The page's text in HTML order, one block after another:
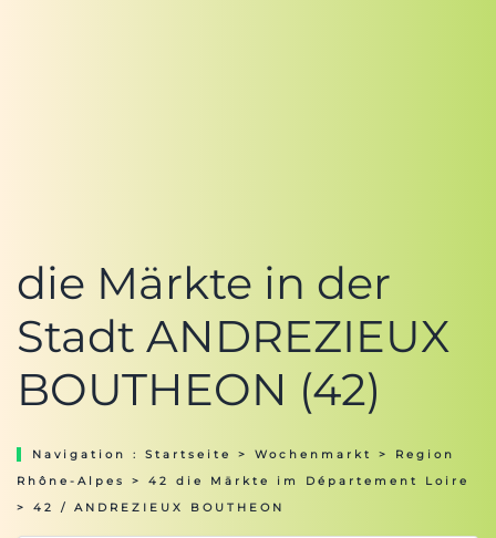
die Märkte in der
Stadt ANDREZIEUX
BOUTHEON (42)
Navigation : Startseite > Wochenmarkt > Region
Rhône-Alpes
> 42 die Märkte im Département Loire
> 42 / ANDREZIEUX BOUTHEON